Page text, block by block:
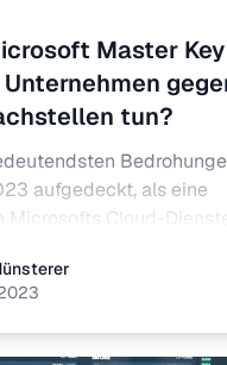
Master
tun?
aufgedeckt, als eine
Microsofts Cloud-